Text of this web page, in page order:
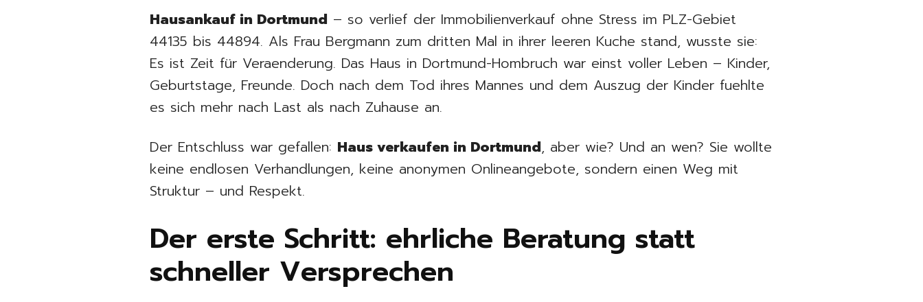
Hausankauf in Dortmund – so verlief der Immobilienverkauf ohne Stress im PLZ-Gebiet
44135 bis 44894. Als Frau Bergmann zum dritten Mal in ihrer leeren Kuche stand, wusste sie:
Es ist Zeit für Veraenderung. Das Haus in Dortmund-Hombruch war einst voller Leben – Kinder,
Geburtstage, Freunde. Doch nach dem Tod ihres Mannes und dem Auszug der Kinder fuehlte
es sich mehr nach Last als nach Zuhause an.
Der Entschluss war gefallen: Haus verkaufen in Dortmund, aber wie? Und an wen? Sie wollte
keine endlosen Verhandlungen, keine anonymen Onlineangebote, sondern einen Weg mit
Struktur – und Respekt.
Der erste Schritt: ehrliche Beratung statt
schneller Versprechen